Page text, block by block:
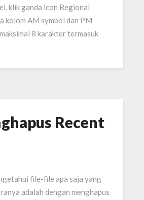
klik ganda icon Regional
kolom AM symbol dan PM
8 karakter termasuk
Recent
file-file apa saja yang
adalah dengan menghapus